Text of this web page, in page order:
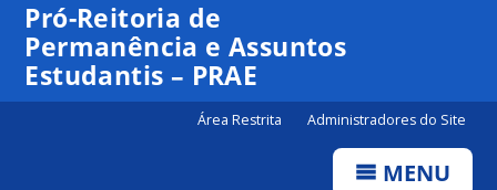
Pró-Reitoria de
Permanência e Assuntos
Estudantis – PRAE
Área Restrita Administradores do Site
MENU